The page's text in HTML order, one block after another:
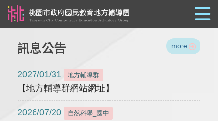
訊息公告 more
2027/01/31 地方輔導群
【地方輔導群網站網址】
2026/07/20 自然科學_國中